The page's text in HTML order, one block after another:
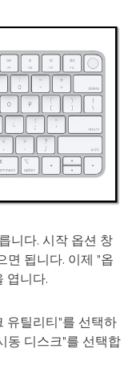
니다. 시작 옵션 창
면 됩니다. 이제 "옵
엽니다.
유틸리티"를 선택하
동 디스크"를 선택합